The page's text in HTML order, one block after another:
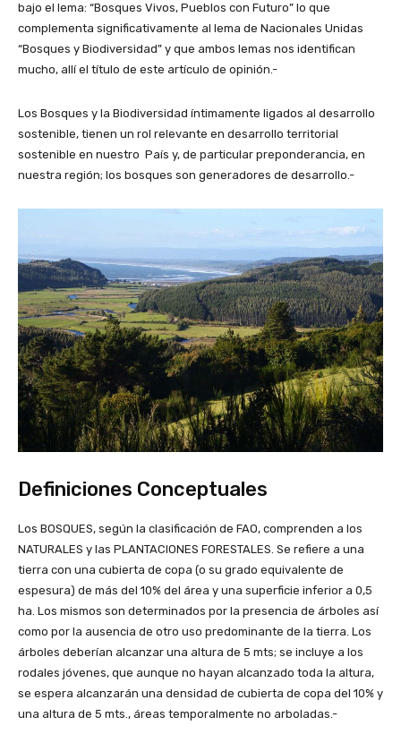
bajo el lema: “Bosques Vivos, Pueblos con Futuro” lo que
complementa significativamente al lema de Nacionales Unidas
“Bosques y Biodiversidad” y que ambos lemas nos identifican
mucho, allí el título de este artículo de opinión.-
Los Bosques y la Biodiversidad íntimamente ligados al desarrollo
sostenible, tienen un rol relevante en desarrollo territorial
sostenible en nuestro País y, de particular preponderancia, en
nuestra región; los bosques son generadores de desarrollo.-
Definiciones Conceptuales
Los BOSQUES, según la clasificación de FAO, comprenden a los
NATURALES y las PLANTACIONES FORESTALES. Se refiere a una
tierra con una cubierta de copa (o su grado equivalente de
espesura) de más del 10% del área y una superficie inferior a 0,5
ha. Los mismos son determinados por la presencia de árboles así
como por la ausencia de otro uso predominante de la tierra. Los
árboles deberían alcanzar una altura de 5 mts; se incluye a los
rodales jóvenes, que aunque no hayan alcanzado toda la altura,
se espera alcanzarán una densidad de cubierta de copa del 10% y
una altura de 5 mts., áreas temporalmente no arboladas.-